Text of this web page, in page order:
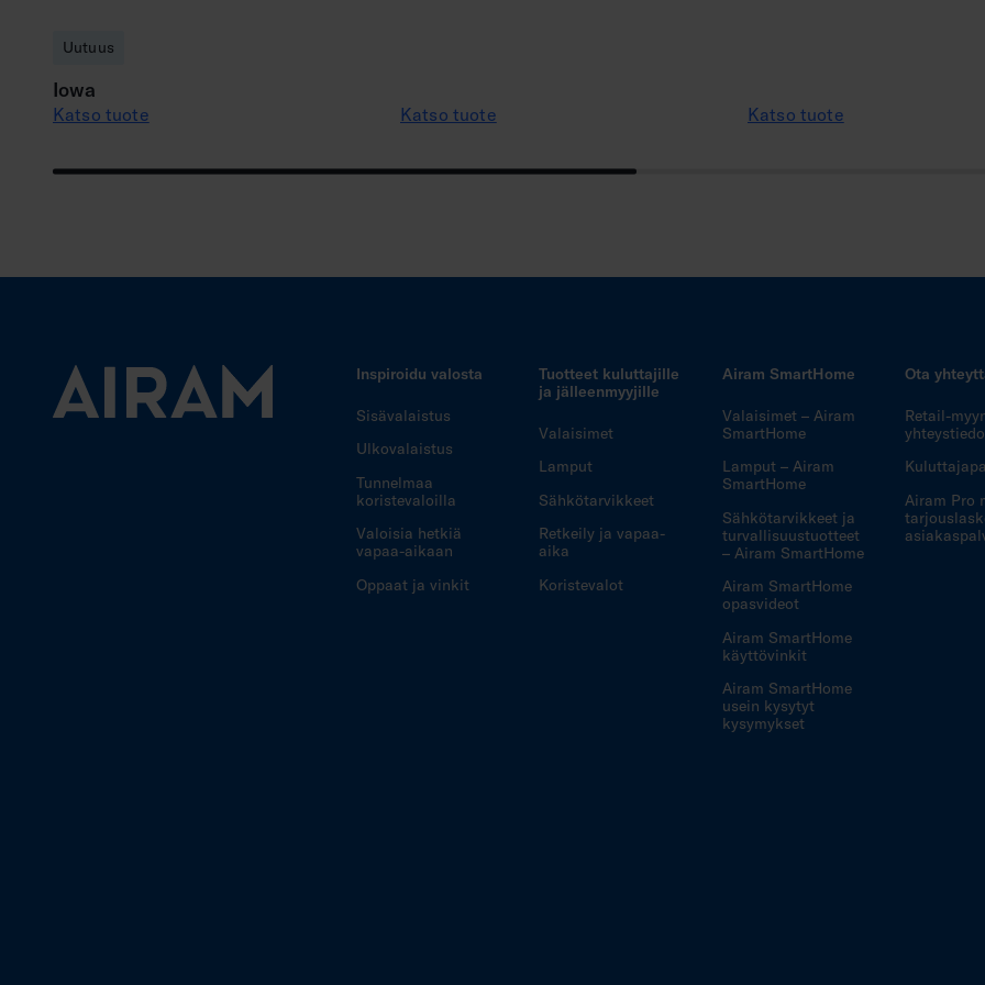
Uutuus
Iowa
Katso tuote Katso tuote Katso tuote
Inspiroidu valosta
Sisävalaistus
Ulkovalaistus
Tunnelmaa
koristevaloilla
Valoisia hetkiä
vapaa-aikaan
Oppaat ja vinkit
Tuotteet kuluttajille
ja jälleenmyyjille
Valaisimet
Lamput
Sähkötarvikkeet
Retkeily ja vapaa-
aika
Koristevalot
Airam SmartHome
Valaisimet – Airam
SmartHome
Lamput – Airam
SmartHome
Sähkötarvikkeet ja
turvallisuustuotteet
– Airam SmartHome
Airam SmartHome
opasvideot
Airam SmartHome
käyttövinkit
Airam SmartHome
usein kysytyt
kysymykset
Ota
Retail-
Airam Pro